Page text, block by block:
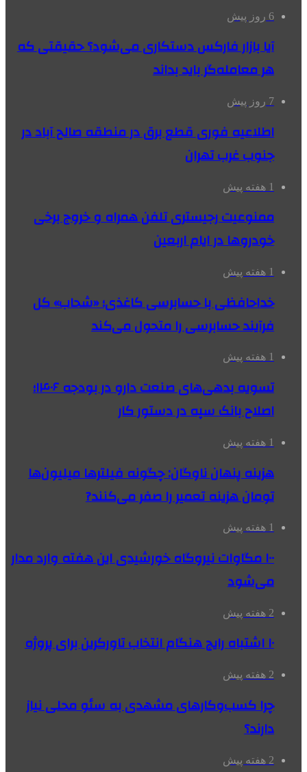
6 روز پیش
آیا بازار فارکس دستکاری می‌شود؟ حقیقتی که
هر معامله‌گر باید بداند
7 روز پیش
اطلاعیه فوری قطع برق در منطقه صالح آباد در
جنوب غرب تهران
1 هفته پیش
ممنوعیت رجیستری تلفن همراه و خروج برخی
خودروها در ایام اربعین
1 هفته پیش
خداحافظی با حسابرسی کاغذی؛ «شحاب» کل
فرآیند حسابرسی را متحول می‌کند
1 هفته پیش
تسویه بدهی‌های صنعت دارو در بودجه ۱۴۰۶؛
اصلاح بانک سپه در دستور کار
1 هفته پیش
هزینه پنهان ناوگان: چگونه فیلترها میلیون‌ها
تومان هزینه تعمیر را صفر می‌کنند?
1 هفته پیش
۱۰۰ مگاوات نیروگاه‌ خورشیدی این هفته وارد مدار
می‌شود
2 هفته پیش
۱۰ اشتباه رایج هنگام انتخاب تاورکرین برای پروژه
2 هفته پیش
چرا کسب‌وکارهای مشهدی به سئو محلی نیاز
دارند؟
2 هفته پیش